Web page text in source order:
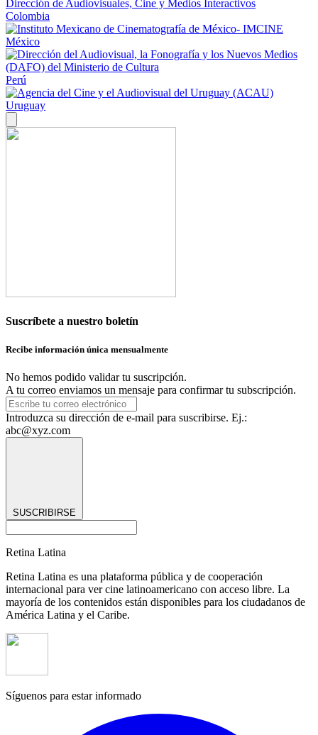
Colombia
México
Perú
Uruguay
Suscríbete a nuestro boletín
Recibe información única mensualmente
No hemos podido validar tu suscripción.
A tu correo enviamos un mensaje para confirmar tu subscripción.
Introduzca su dirección de e-mail para suscribirse. Ej.:
abc@xyz.com
SUSCRIBIRSE
Retina Latina
Retina Latina es una plataforma pública y de cooperación
internacional para ver cine latinoamericano con acceso libre. La
mayoría de los contenidos están disponibles para los ciudadanos de
América Latina y el Caribe.
Síguenos para estar informado